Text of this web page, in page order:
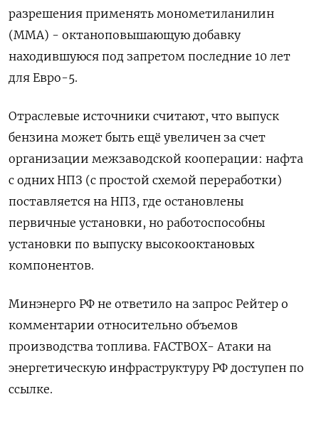
разрешения применять монометиланилин
(ММА) - октаноповышающую добавку
находившуюся под запретом последние 10 лет
для Евро-5.
Отраслевые источники считают, что ‌выпуск
бензина может быть ещё увеличен за счет
организации межзаводской кооперации: нафта
с одних НПЗ (с ‌простой схемой переработки)
поставляется на НПЗ, где остановлены
первичные установки, но работоспособны
установки по выпуску высокооктановых ​
компонентов.
Минэнерго РФ не ответило на запрос Рейтер о
комментарии относительно объемов
производства ‌топлива. FACTBOX- Атаки на
энергетическую инфраструктуру РФ доступен по
ссылке.